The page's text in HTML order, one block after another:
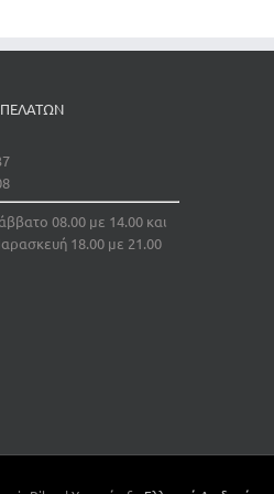
08.00 με 14.00 και
18.00 με 21.00